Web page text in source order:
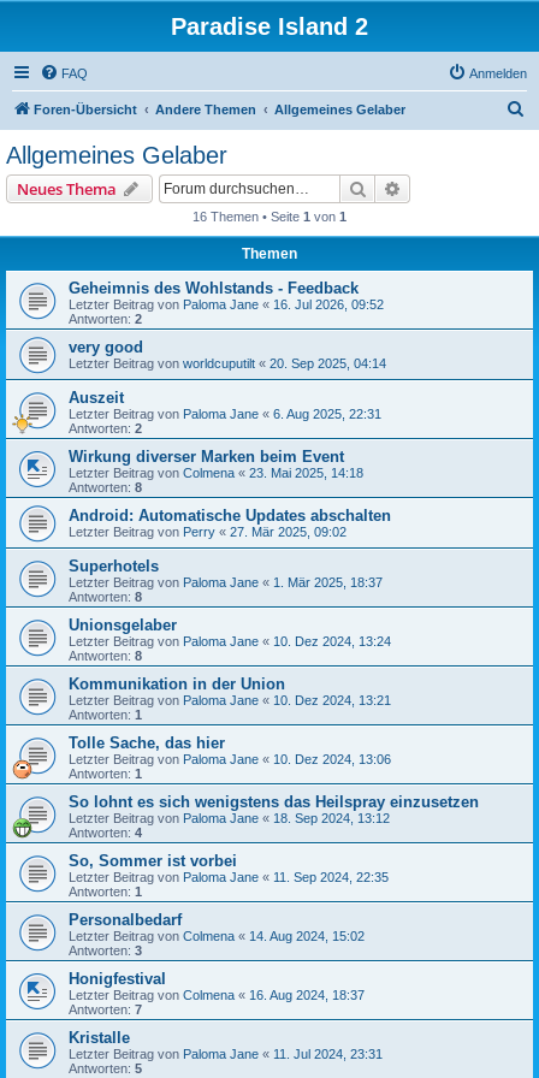
Paradise Island 2
FAQ Anmelden
Foren-Übersicht Andere Themen Allgemeines Gelaber
Allgemeines Gelaber
Neues Thema Suche
16 Themen • Seite 1 von 1
Themen
Geheimnis des Wohlstands - Feedback
Letzter Beitrag von Paloma Jane « 16. Jul 2026, 09:52
Antworten: 2
very good
Letzter Beitrag von worldcuputilt « 20. Sep 2025, 04:14
Auszeit
Letzter Beitrag von Paloma Jane « 6. Aug 2025, 22:31
Antworten: 2
Wirkung diverser Marken beim Event
Letzter Beitrag von Colmena « 23. Mai 2025, 14:18
Antworten: 8
Android: Automatische Updates abschalten
Letzter Beitrag von Perry « 27. Mär 2025, 09:02
Superhotels
Letzter Beitrag von Paloma Jane « 1. Mär 2025, 18:37
Antworten: 8
Unionsgelaber
Letzter Beitrag von Paloma Jane « 10. Dez 2024, 13:24
Antworten: 8
Kommunikation in der Union
Letzter Beitrag von Paloma Jane « 10. Dez 2024, 13:21
Antworten: 1
Tolle Sache, das hier
Letzter Beitrag von Paloma Jane « 10. Dez 2024, 13:06
Antworten: 1
So lohnt es sich wenigstens das Heilspray einzusetzen
Letzter Beitrag von Paloma Jane « 18. Sep 2024, 13:12
Antworten: 4
So, Sommer ist vorbei
Letzter Beitrag von Paloma Jane « 11. Sep 2024, 22:35
Antworten: 1
Personalbedarf
Letzter Beitrag von Colmena « 14. Aug 2024, 15:02
Antworten: 3
Honigfestival
Letzter Beitrag von Colmena « 16. Aug 2024, 18:37
Antworten: 7
Kristalle
Letzter Beitrag von Paloma Jane « 11. Jul 2024, 23:31
Antworten: 5